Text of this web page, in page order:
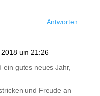
Antworten
um 21:26
ein gutes neues Jahr,
und Freude an